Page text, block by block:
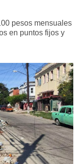
pesos mensuales
en puntos fijos y